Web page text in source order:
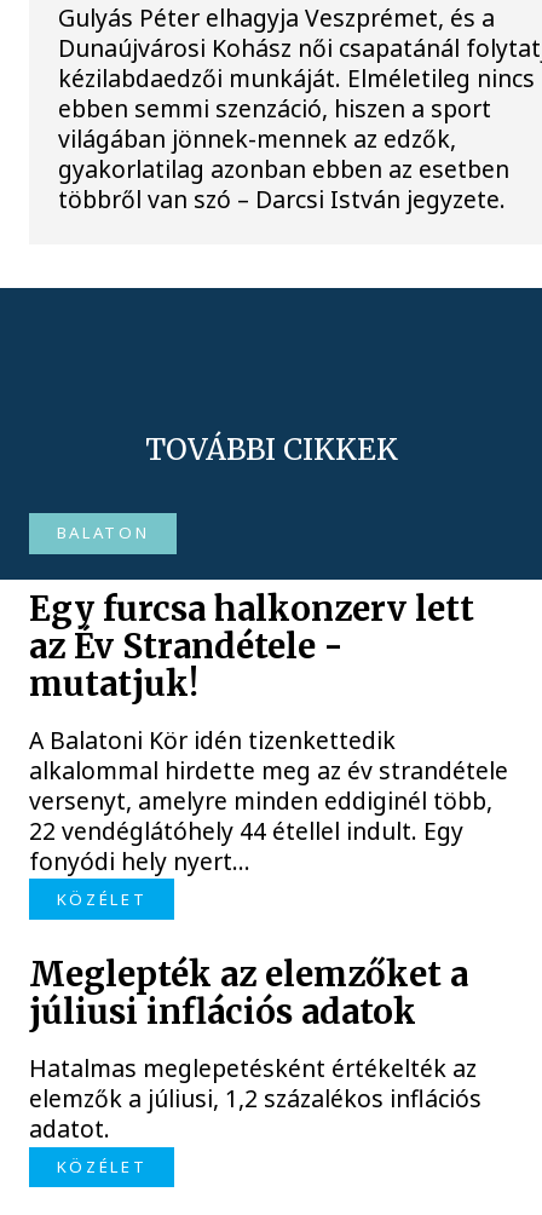
Gulyás Péter elhagyja Veszprémet, és a
Dunaújvárosi Kohász női csapatánál
kézilabdaedzői munkáját. Elméletileg nincs
ebben semmi szenzáció, hiszen a sport
világában jönnek-mennek az edzők,
gyakorlatilag azonban ebben az esetben
többről van szó – Darcsi István jegyzete.
TOVÁBBI CIKKEK
BALATON
Egy furcsa halkonzerv lett
az Év Strandétele -
mutatjuk!
A Balatoni Kör idén tizenkettedik
alkalommal hirdette meg az év strandétele
versenyt, amelyre minden eddiginél több,
22 vendéglátóhely 44 étellel indult. Egy
fonyódi hely nyert...
KÖZÉLET
Meglepték az elemzőket a
júliusi inflációs adatok
Hatalmas meglepetésként értékelték az
elemzők a júliusi, 1,2 százalékos inflációs
adatot.
KÖZÉLET